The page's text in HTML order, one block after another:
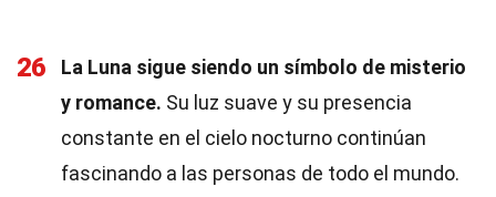
26
La Luna sigue siendo un símbolo de misterio
y romance. Su luz suave y su presencia
constante en el cielo nocturno continúan
fascinando a las personas de todo el mundo.